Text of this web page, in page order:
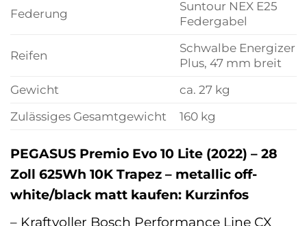
Federung
Suntour NEX E25
Federgabel
Reifen
Schwalbe Energizer
Plus, 47 mm breit
Gewicht
ca. 27 kg
Zulässiges Gesamtgewicht
160 kg
PEGASUS Premio Evo 10 Lite (2022) – 28
Zoll 625Wh 10K Trapez – metallic off-
white/black matt kaufen: Kurzinfos
– Kraftvoller Bosch Performance Line CX